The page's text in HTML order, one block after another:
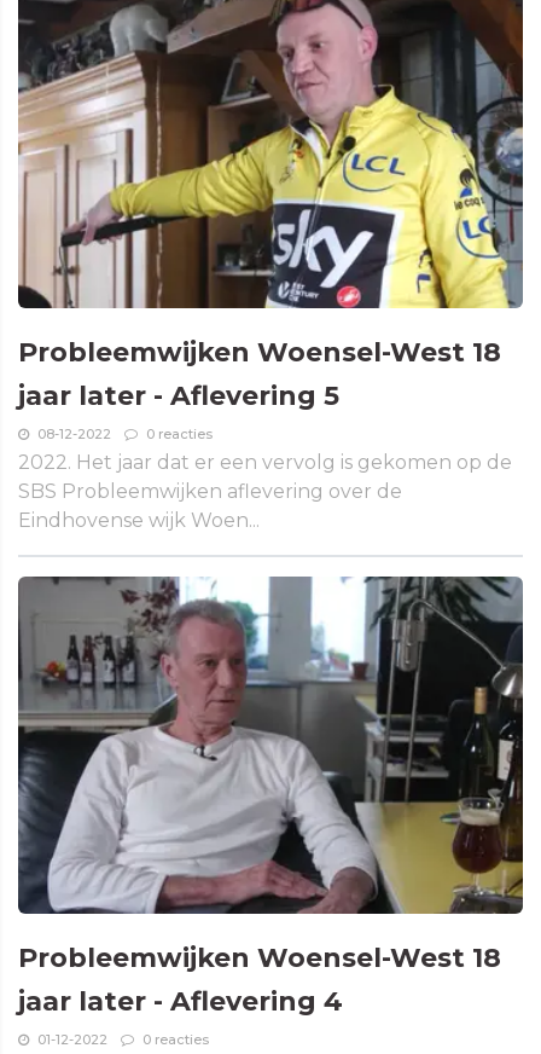
Probleemwijken Woensel-West 18
jaar later - Aflevering 5
08-12-2022 0 reacties
2022. Het jaar dat er een vervolg is gekomen op de
SBS Probleemwijken aflevering over de
Eindhovense wijk Woen...
Probleemwijken Woensel-West 18
jaar later - Aflevering 4
01-12-2022 0 reacties